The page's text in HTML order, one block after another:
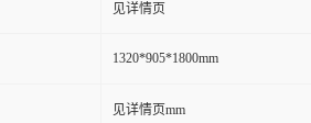
见详情页
1320*905*1800mm
见详情页mm